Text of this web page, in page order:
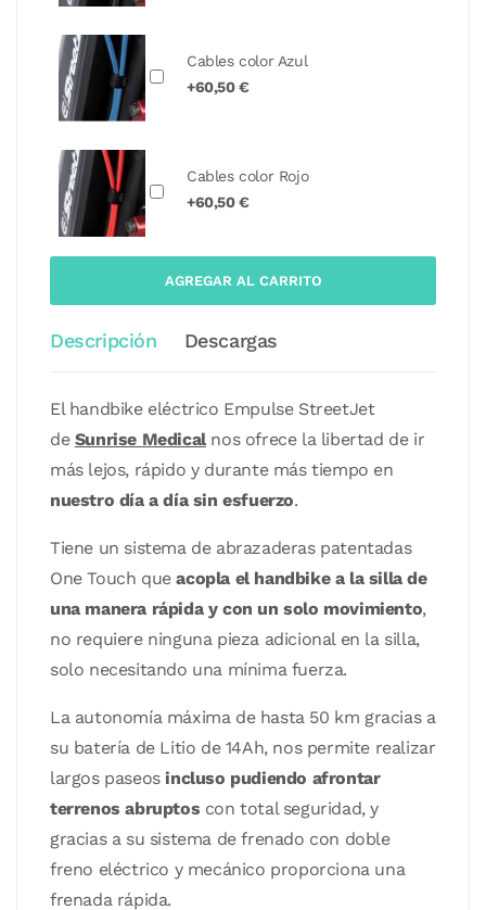
Cables color Azul
+60,50 €
Cables color Rojo
+60,50 €
AGREGAR AL CARRITO
Descripción Descargas
El handbike eléctrico Empulse StreetJet
de Sunrise Medicalnos ofrece la libertad de ir
más lejos, rápido y durante más tiempo en
nuestro día a día sin esfuerzo.
Tiene un sistema de abrazaderas patentadas
One Touch queacopla el handbike a la silla de
una manera rápida y con un solo movimiento,
no requiere ninguna pieza adicional en la silla,
solo necesitando una mínima fuerza.
La autonomía máxima de hasta 50 km gracias a
su batería de Litio de 14Ah, nos permite realizar
largos paseosincluso pudiendo afrontar
terrenos abruptos con total seguridad, y
gracias a su sistema de frenado con doble
freno eléctrico y mecánico proporciona una
frenada rápida.